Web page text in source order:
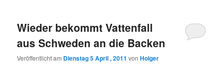
Wieder bekommt Vattenfall
aus Schweden an die Backen
Veröffentlicht am Dienstag 5 April , 2011 vonHolger